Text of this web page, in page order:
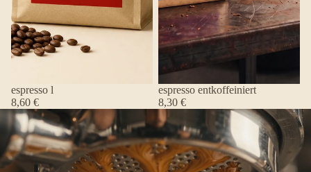
espresso l
8,60 €
espresso entkoffeiniert
8,30 €